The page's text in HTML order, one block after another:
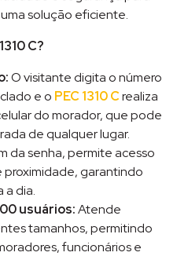
solução eficiente.
C?
O visitante digita o número
e o PEC 1310 Crealiza
do morador, que pode
de qualquer lugar.
da senha, permite acesso
garantindo
a dia.
usuários:Atende
tamanhos, permitindo
funcionários e